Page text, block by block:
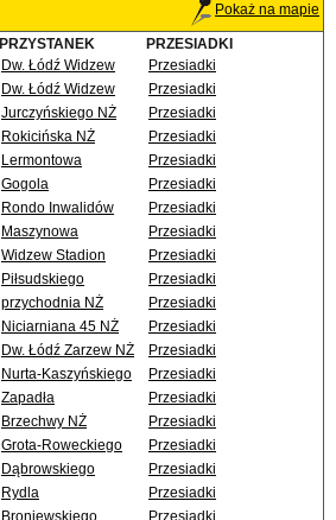
Pokaż na mapie
PRZYSTANEK
PRZESIADKI
Dw. Łódź Widzew
Przesiadki
Dw. Łódź Widzew
Przesiadki
Jurczyńskiego NŻ
Przesiadki
Rokicińska NŻ
Przesiadki
Lermontowa
Przesiadki
Gogola
Przesiadki
Rondo Inwalidów
Przesiadki
Maszynowa
Przesiadki
Widzew Stadion
Przesiadki
Piłsudskiego
Przesiadki
przychodnia NŻ
Przesiadki
Niciarniana 45 NŻ
Przesiadki
Dw. Łódź Zarzew NŻ
Przesiadki
Nurta-Kaszyńskiego
Przesiadki
Zapadła
Przesiadki
Brzechwy NŻ
Przesiadki
Grota-Roweckiego
Przesiadki
Dąbrowskiego
Przesiadki
Rydla
Przesiadki
Broniewskiego
Przesiadki